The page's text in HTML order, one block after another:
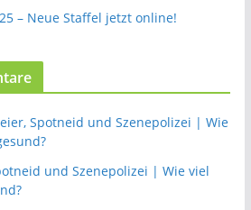
– Neue Staffel jetzt online!
Spotneid und Szenepolizei | Wie
und Szenepolizei | Wie viel